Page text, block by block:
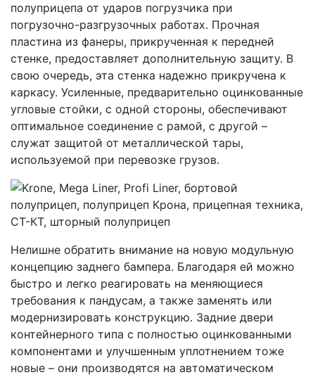
полуприцепа от ударов погрузчика при
погрузочно-разгрузочных работах. Прочная
пластина из фанеры, прикрученная к передней
стенке, предоставляет дополнительную защиту. В
свою очередь, эта стенка надежно прикручена к
каркасу. Усиленные, предварительно оцинкованные
угловые стойки, с одной стороны, обеспечивают
оптимальное соединение с рамой, с другой –
служат защитой от металлической тары,
используемой при перевозке грузов.
Нелишне обратить внимание на новую модульную
концепцию заднего бампера. Благодаря ей можно
быстро и легко реагировать на меняющиеся
требования к пандусам, а также заменять или
модернизировать конструкцию. Задние двери
контейнерного типа с полностью оцинкованными
компонентами и улучшенным уплотнением тоже
новые – они производятся на автоматическом